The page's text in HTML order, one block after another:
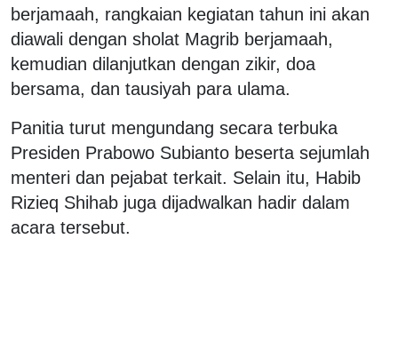
berjamaah, rangkaian kegiatan tahun ini akan
diawali dengan sholat Magrib berjamaah,
kemudian dilanjutkan dengan zikir, doa
bersama, dan tausiyah para ulama.
Panitia turut mengundang secara terbuka
Presiden Prabowo Subianto beserta sejumlah
menteri dan pejabat terkait. Selain itu, Habib
Rizieq Shihab juga dijadwalkan hadir dalam
acara tersebut.